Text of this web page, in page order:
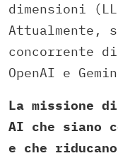
dimensioni
Attualmente,
concorrente
OpenAI e
La missione
AI che
e che